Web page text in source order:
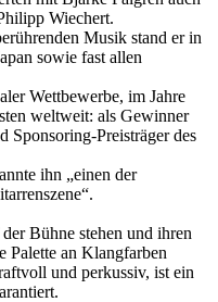
Wiechert.
Musik stand er in
sowie fast allen
Wettbewerbe, im Jahre
weltweit: als Gewinner
Sponsoring-Preisträger des
ihn „einen der
Bühne stehen und ihren
Palette an Klangfarben
und perkussiv, ist ein